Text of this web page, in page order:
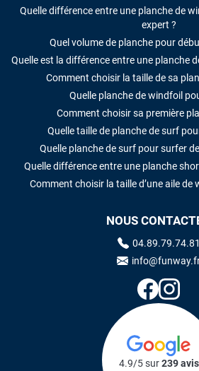
Quelle différence entre une planche de
expert ?
Quel volume de planche pour
Quelle est la différence entre une planche
Comment choisir la taille de sa
Quelle planche de windfoil
Comment choisir sa première
Quelle taille de planche de surf
Quelle planche de surf pour surfer
Quelle différence entre une planche
Comment choisir la taille d’une aile de
NOUS
04.89.79.74.81
4.9/5 sur239 avis